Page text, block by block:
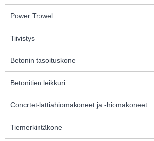
Power Trowel
Tiivistys
Betonin tasoituskone
Betonitien leikkuri
Concrtet-lattiahiomakoneet ja -hiomakoneet
Tiemerkintäkone